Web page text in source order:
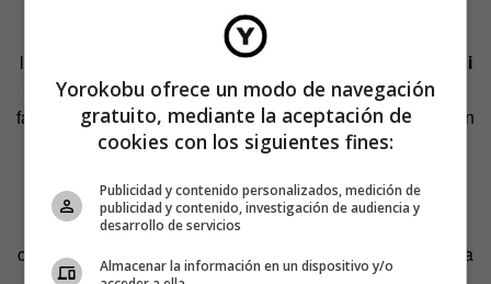
Al contrario de lo que algunas personas tienen en mente,
los coches eléctricos
no tienen por qué ser pequeños ni
poco potentes.«Pueden ser tan grandes como quiera el
fabricante, si hay varios modelos pequeños es porque eran
“experimentos” de las marcas». Es más: estos vehículos
gasolina o diésel, ya que no lo hacen solo en la zona
óptima de rendimiento del motor, sino desde el kilómetro
cero. Esto se traduce en que el conductor experimenta una
Yorokobu ofrece un modo de navegación
gratuito, mediante la aceptación de
cookies con los siguientes fines:
Publicidad y contenido personalizados, medición de
publicidad y contenido, investigación de audiencia y
desarrollo de servicios
Almacenar la información en un dispositivo y/o